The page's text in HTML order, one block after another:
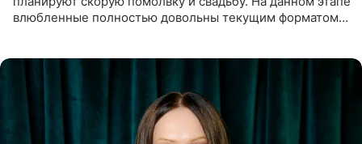
влюбленные полностью довольны текущим форматом